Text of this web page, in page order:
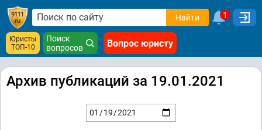
Найти 1
Юристы
ТОП-10
Поиск
вопросов
Вопрос юристу
Архив публикаций за 19.01.2021